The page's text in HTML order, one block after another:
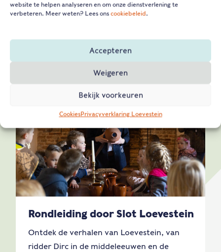
website te helpen analyseren en om onze dienstverlening te
verbeteren. Meer weten? Lees ons cookiebeleid.
Accepteren
Weigeren
Bekijk voorkeuren
CookiesPrivacyverklaring Loevestein
Lees verder
Rondleiding door Slot Loevestein
Ontdek de verhalen van Loevestein, van
ridder Dirc in de middeleeuwen en de